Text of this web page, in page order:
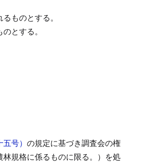
ものとする。
とする。
号） の規定に基づき調査会の権
規格に係るものに限る。）を処